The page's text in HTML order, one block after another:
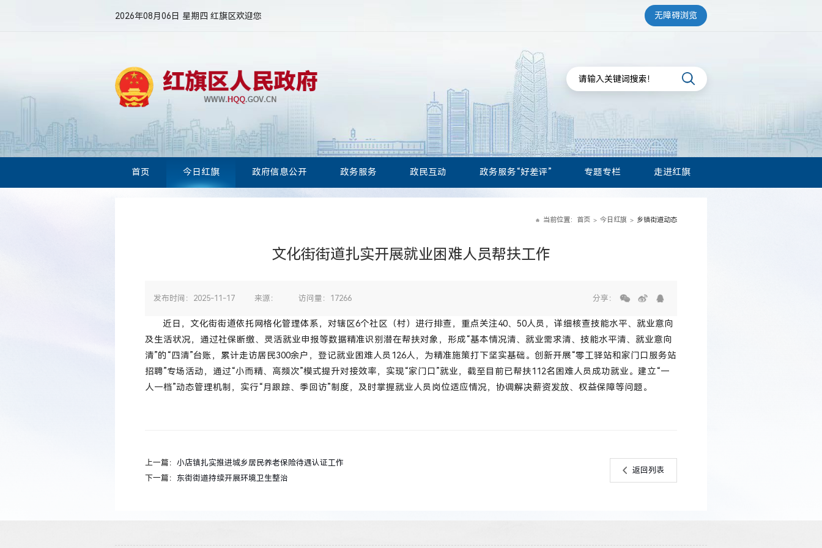
2026年08月06日 星期四 红旗区欢迎您 无障碍浏览
首页 今日红旗 政府信息公开 政务服务 政民互动 政务服务“好差评” 专题专栏 走进红旗
当前位置： 首页 > 今日红旗 > 乡镇街道动态
文化街街道扎实开展就业困难人员帮扶工作
发布时间：2025-11-17 来源： 访问量：17266 分享：
近日，文化街街道依托网格化管理体系，对辖区6个社区（村）进行排查，重点关注40、50人员，详细核查技能水平、就业意向
及生活状况，通过社保断缴、灵活就业申报等数据精准识别潜在帮扶对象，形成“基本情况清、就业需求清、技能水平清、就业意向
清”的“四清”台账，累计走访居民300余户，登记就业困难人员126人，为精准施策打下坚实基础。创新开展“零工驿站和家门口服务站
招聘”专场活动，通过“小而精、高频次”模式提升对接效率，实现“家门口”就业，截至目前已帮扶112名困难人员成功就业。建立“一
人一档”动态管理机制，实行“月跟踪、季回访”制度，及时掌握就业人员岗位适应情况，协调解决薪资发放、权益保障等问题。
上一篇： 小店镇扎实推进城乡居民养老保险待遇认证工作
下一篇： 东街街道持续开展环境卫生整治
返回列表